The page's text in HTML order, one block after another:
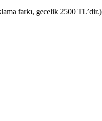
farkı, gecelik 2500 TL’dir.)